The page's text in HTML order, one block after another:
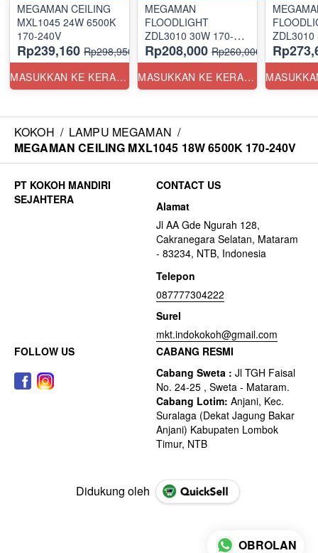
MEGAMAN CEILING
MXL1045 24W 6500K
170-240V
Rp239,160 Rp298,950
MASUKKAN KE KERANJANG
MEGAMAN
FLOODLIGHT
ZDL3010 30W 170-
240V 6500K
Rp208,000 Rp260,000
MASUKKAN KE KERANJANG
ZDL3010
240V
KOKOH / LAMPU MEGAMAN /
MEGAMAN CEILING MXL1045 18W 6500K 170-240V
CONTACT US
Alamat
Jl AA Gde Ngurah 128,
Cakranegara Selatan, Mataram
- 83234, NTB, Indonesia
Telepon
087777304222
Surel
mkt.indokokoh@gmail.com
FOLLOW US
CABANG RESMI
Didukung oleh
OBROLAN